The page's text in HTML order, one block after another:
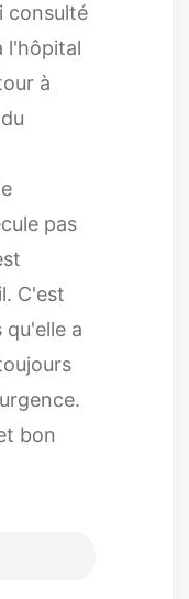
consulté
l'hôpital
à
pas
C'est
qu'elle a
bon